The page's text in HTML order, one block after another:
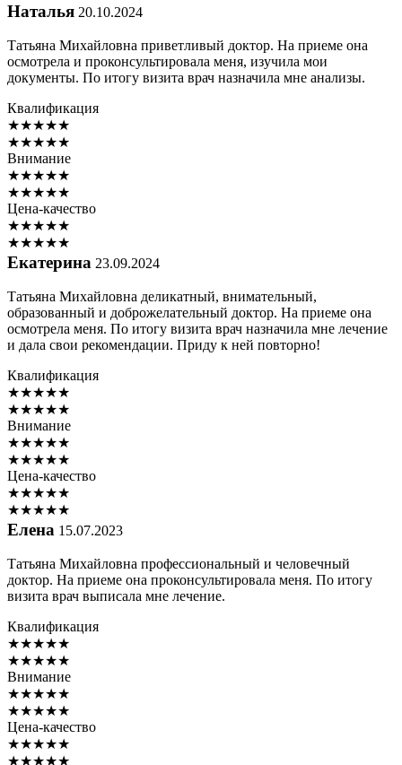
Наталья 20.10.2024
Татьяна Михайловна приветливый доктор. На приеме она
осмотрела и проконсультировала меня, изучила мои
документы. По итогу визита врач назначила мне анализы.
Квалификация
★★★★★
★★★★★
Внимание
★★★★★
★★★★★
Цена-качество
★★★★★
★★★★★
Екатерина 23.09.2024
Татьяна Михайловна деликатный, внимательный,
образованный и доброжелательный доктор. На приеме она
осмотрела меня. По итогу визита врач назначила мне лечение
и дала свои рекомендации. Приду к ней повторно!
Квалификация
★★★★★
★★★★★
Внимание
★★★★★
★★★★★
Цена-качество
★★★★★
★★★★★
Елена 15.07.2023
Татьяна Михайловна профессиональный и человечный
доктор. На приеме она проконсультировала меня. По итогу
визита врач выписала мне лечение.
Квалификация
★★★★★
★★★★★
Внимание
★★★★★
★★★★★
Цена-качество
★★★★★
★★★★★